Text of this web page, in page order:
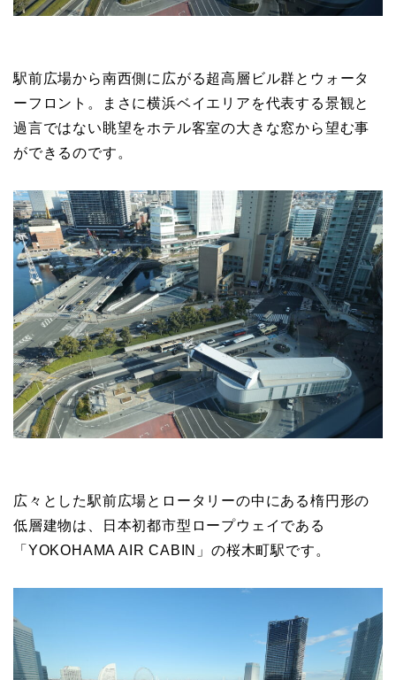
駅前広場から南西側に広がる超高層ビル群とウォータ
ーフロント。まさに横浜ベイエリアを代表する景観と
過言ではない眺望をホテル客室の大きな窓から望む事
ができるのです。
広々とした駅前広場とロータリーの中にある楕円形の
低層建物は、日本初都市型ロープウェイである
「YOKOHAMA AIR CABIN」の桜木町駅です。